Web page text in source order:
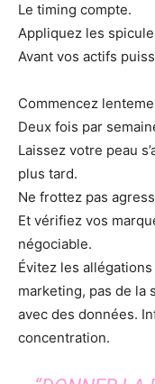
Le timing compte.
Appliquez les
Avant vos actifs
Commencez
Deux fois par
Laissez votre peau
plus tard.
Ne frottez pas
Et vérifiez vos
négociable.
Évitez les allégations
marketing, pas de la
avec des données.
concentration.